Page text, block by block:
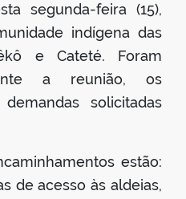
segunda-feira (15),
indígena das
e Cateté. Foram
a reunião, os
solicitadas
estão:
de acesso às aldeias,